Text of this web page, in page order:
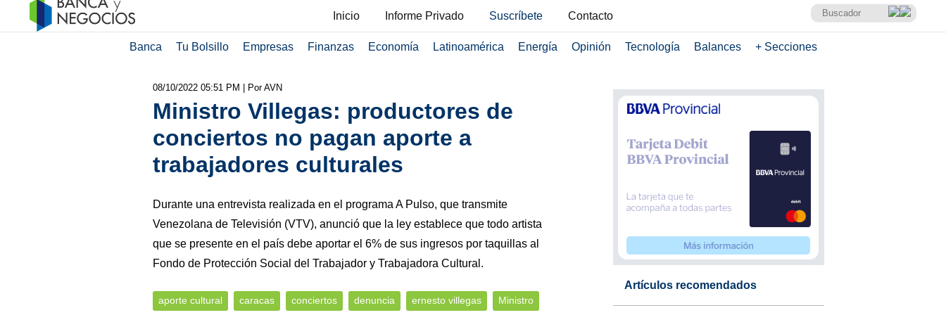
Inicio Informe Privado Suscríbete Contacto
Banca Tu Bolsillo Empresas Finanzas Economía Latinoamérica Energía Opinión Tecnología Balances + Secciones
08/10/2022 05:51 PM | Por AVN
Ministro Villegas: productores de
conciertos no pagan aporte a
trabajadores culturales
Durante una entrevista realizada en el programa A Pulso, que transmite
Venezolana de Televisión (VTV), anunció que la ley establece que todo artista
que se presente en el país debe aportar el 6% de sus ingresos por taquillas al
Fondo de Protección Social del Trabajador y Trabajadora Cultural.
aporte cultural caracas conciertos denuncia ernesto villegas Ministro
Artículos recomendados